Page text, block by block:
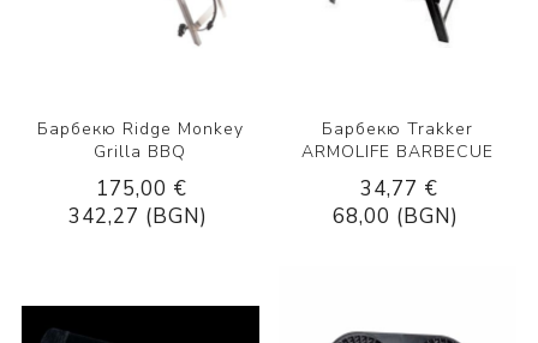
Барбекю Ridge Monkey
Grilla BBQ
175,00 €
342,27 (BGN)
Барбекю Trakker
ARMOLIFE BARBECUE
34,77 €
68,00 (BGN)